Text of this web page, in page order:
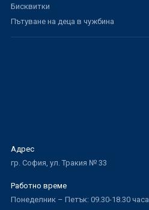
Бисквитки
Пътуване на деца в чужбина
Адрес
гр. София, ул. Тракия № 33
Работно време
Понеделник – Петък: 09.30-18.30 часа